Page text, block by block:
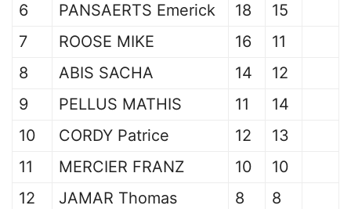
6
PANSAERTS Emerick 18
15
7
ROOSE MIKE 16
11
8
ABIS SACHA 14
12
9
PELLUS MATHIS 11
14
10
CORDY Patrice 12
13
11
MERCIER FRANZ 10
10
12
JAMAR Thomas 8 8